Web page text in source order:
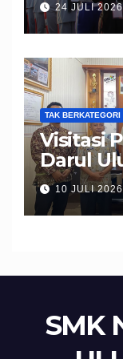
Peserta
Disiplin,
24 JULI
TAK BERKATEGORI
Visitasi
Darul
Edukasi
Calon
10 JULI 2026
SMK